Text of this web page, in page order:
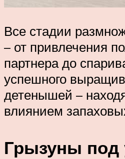
Все стадии
– от привлечения
партнера до
успешного
детенышей –
влиянием
Грызуны под